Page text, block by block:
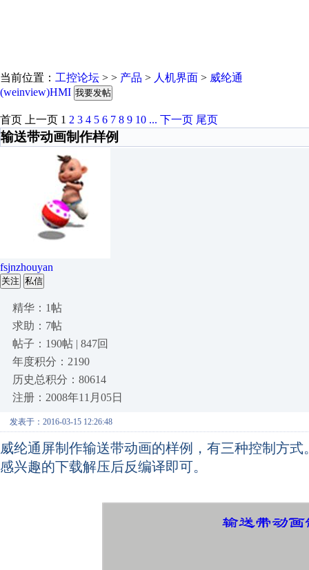
当前位置： 工控论坛 > > 产品 > 人机界面 > 威纶通
(weinview)HMI 我要发帖
首页 上一页 1 2 3 4 5 6 7 8 9 10 ... 下一页 尾页
输送带动画制作样例
fsjnzhouyan
关注 私信
精华：1帖
求助：7帖
帖子：190帖 | 847回
年度积分：2190
历史总积分：80614
注册：2008年11月05日
发表于：2016-03-15 12:26:48
威纶通屏制作输送带动画的样例，有三种控制方式
感兴趣的下载解压后反编译即可。